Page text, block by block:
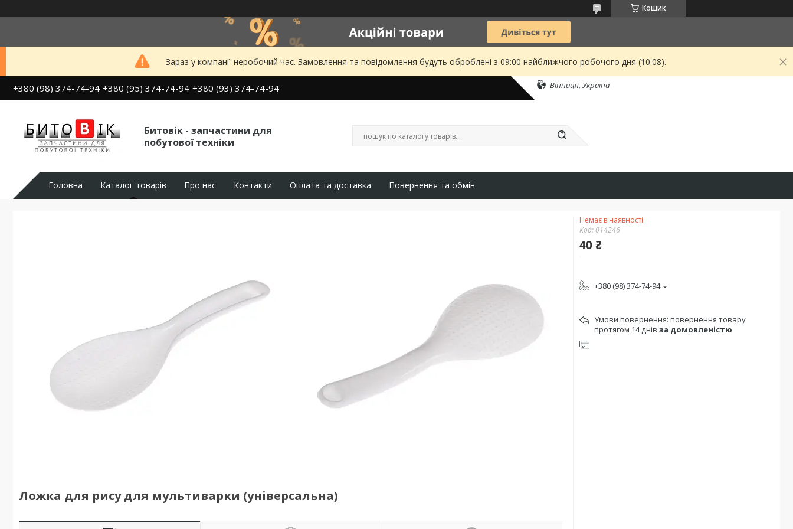
Кошик
Зараз у компанії неробочий час. Замовлення та повідомлення будуть оброблені з 09:00 найближчого робочого дня (10.08).
+380 (98) 374-74-94 +380 (95) 374-74-94 +380 (93) 374-74-94 Вінниця, Україна
Битовік - запчастини для
побутової техніки
Головна Каталог товарів Про нас Контакти Оплата та доставка Повернення та обмін
Ложка для рису для мультиварки (універсальна)
Немає в наявності
Код: 014246
40 ₴
+380 (98) 374-74-94
повернення товару
протягом 14 днів за домовленістю